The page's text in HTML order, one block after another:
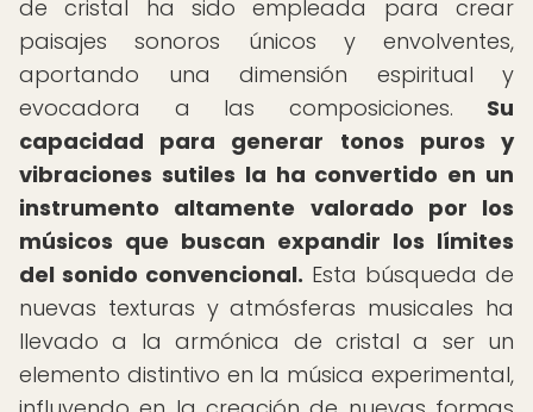
de cristal ha sido empleada para crear
paisajes sonoros únicos y envolventes,
aportando una dimensión espiritual y
evocadora a las composiciones. Su
capacidad para generar tonos puros y
vibraciones sutiles la ha convertido en un
instrumento altamente valorado por los
músicos que buscan expandir los límites
del sonido convencional. Esta búsqueda de
nuevas texturas y atmósferas musicales ha
llevado a la armónica de cristal a ser un
elemento distintivo en la música experimental,